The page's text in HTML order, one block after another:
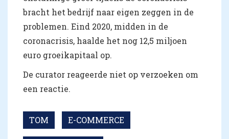
bracht het bedrijf naar eigen zeggen in de
problemen. Eind 2020, midden in de
coronacrisis, haalde het nog 12,5 miljoen
euro groeikapitaal op.
De curator reageerde niet op verzoeken om
een reactie.
TOM E-COMMERCE